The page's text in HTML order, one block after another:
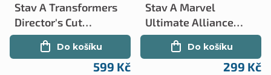
Stav A Transformers
Director's Cut
kompletní (PS2)
599 Kč
Do košíku
Stav A Marvel
Ultimate Alliance
kompletní (PS2)
299 Kč
Do košíku